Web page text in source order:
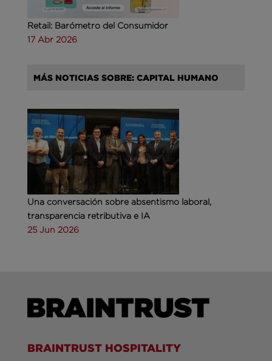
Retail: Barómetro del Consumidor
17 Abr 2026
MÁS NOTICIAS SOBRE: CAPITAL HUMANO
Una conversación sobre absentismo laboral,
transparencia retributiva e IA
25 Jun 2026
BRAINTRUST HOSPITALITY